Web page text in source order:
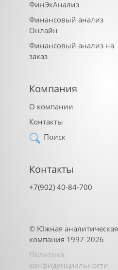
ФинЭкАнализ
Финансовый анализ
Онлайн
Финансовый анализ на
заказ
Компания
О компании
Контакты
Поиск
Контакты
+7(902) 40-84-700
© Южная аналитическая
компания 1997-2026
Политика
конфиденциальности